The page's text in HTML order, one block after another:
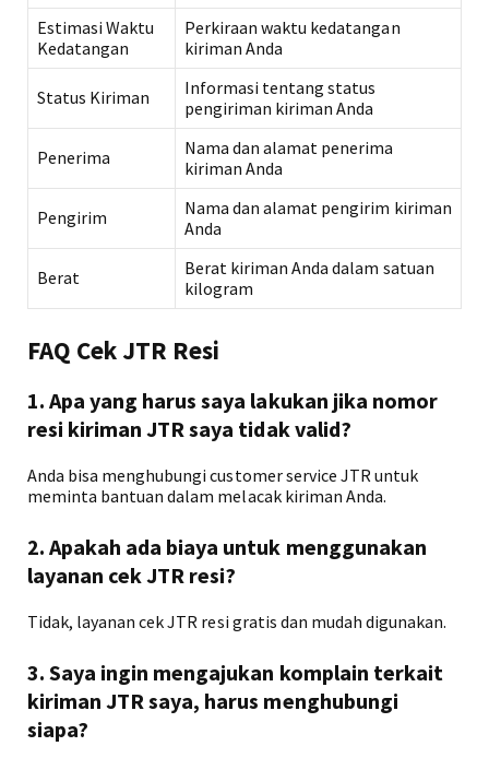
Estimasi Waktu
Kedatangan
Perkiraan waktu kedatangan
kiriman Anda
Status Kiriman
Informasi tentang status
pengiriman kiriman Anda
Penerima
Nama dan alamat penerima
kiriman Anda
Pengirim
Nama dan alamat pengirim kiriman
Anda
Berat
Berat kiriman Anda dalam satuan
kilogram
FAQ Cek JTR Resi
1. Apa yang harus saya lakukan jika nomor
resi kiriman JTR saya tidak valid?
Anda bisa menghubungi customer service JTR untuk
meminta bantuan dalam melacak kiriman Anda.
2. Apakah ada biaya untuk menggunakan
layanan cek JTR resi?
Tidak, layanan cek JTR resi gratis dan mudah digunakan.
3. Saya ingin mengajukan komplain terkait
kiriman JTR saya, harus menghubungi
siapa?